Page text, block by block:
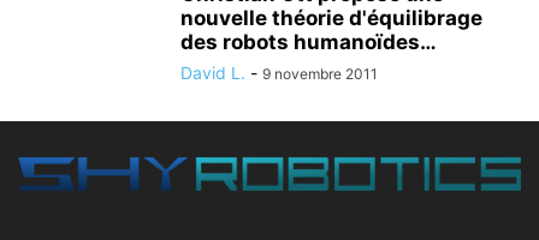
nouvelle théorie d'équilibrage
des robots humanoïdes…
David L. - 9 novembre 2011